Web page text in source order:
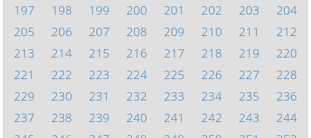
197
198 199 200 201 202 203
204
205
206 207 208 209 210 211
212
213
214 215 216 217 218 219
220
221
222 223 224 225 226 227
228
229
230 231 232 233 234 235
236
237
238 239 240 241 242 243
244